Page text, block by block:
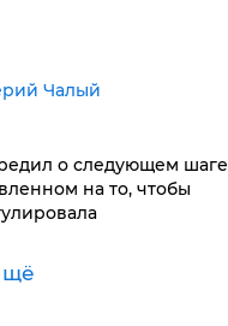
Чалый
о следующем шаге
на то, чтобы